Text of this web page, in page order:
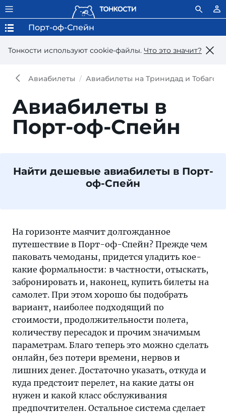
Тонкости используют сookie-файлы. Что это значит?
Порт-оф-Спейн
Авиабилеты Авиабилеты на Тринидад и Тобаго
Авиабилеты в
Порт-оф-Спейн
Найти дешевые авиабилеты в Порт-
оф-Спейн
На горизонте маячит долгожданное
путешествие в Порт-оф-Спейн? Прежде чем
паковать чемоданы, придется уладить кое-
какие формальности: в частности, отыскать,
забронировать и, наконец, купить билеты на
самолет. При этом хорошо бы подобрать
вариант, наиболее подходящий по
стоимости, продолжительности полета,
количеству пересадок и прочим значимым
параметрам. Благо теперь это можно сделать
онлайн, без потери времени, нервов и
лишних денег. Достаточно указать, откуда и
куда предстоит перелет, на какие даты он
нужен и какой класс обслуживания
предпочтителен. Остальное система сделает